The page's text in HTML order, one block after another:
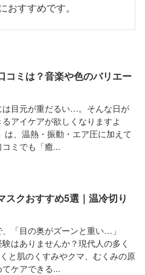
すすめです。
コミは？音楽や色のバリエー
目元が重だるい…。そんな日が
アイケアが欲しくなりますよ
、温熱・振動・エア圧に加えて
ミでも「癒...
スクおすすめ5選｜温冷切り
「目の奥がズーンと重い…」
はありませんか？現代人の多く
と肌のくすみやクマ、むくみの原
ケアできる...